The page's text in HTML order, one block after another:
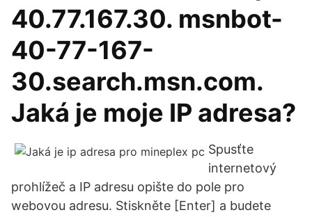
40.77.167.30. msnbot-
40-77-167-
30.search.msn.com.
Jaká je moje IP adresa?
Spusťte
internetový
prohlížeč a IP adresu opište do pole pro
webovou adresu. Stiskněte [Enter] a budete